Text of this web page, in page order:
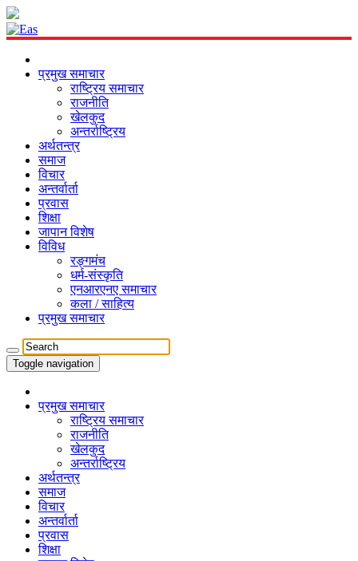
प्रमुख समाचार
राष्ट्रिय समाचार
राजनीति
खेलकुद
अन्तर्राष्ट्रिय
अर्थतन्त्र
समाज
विचार
अन्तर्वार्ता
प्रवास
शिक्षा
जापान विशेष
विविध
रङ्गमंच
धर्म-संस्कृति
एनआरएनए समाचार
कला / साहित्य
प्रमुख समाचार
Toggle navigation
प्रमुख समाचार
राष्ट्रिय समाचार
राजनीति
खेलकुद
अन्तर्राष्ट्रिय
अर्थतन्त्र
समाज
विचार
अन्तर्वार्ता
प्रवास
शिक्षा